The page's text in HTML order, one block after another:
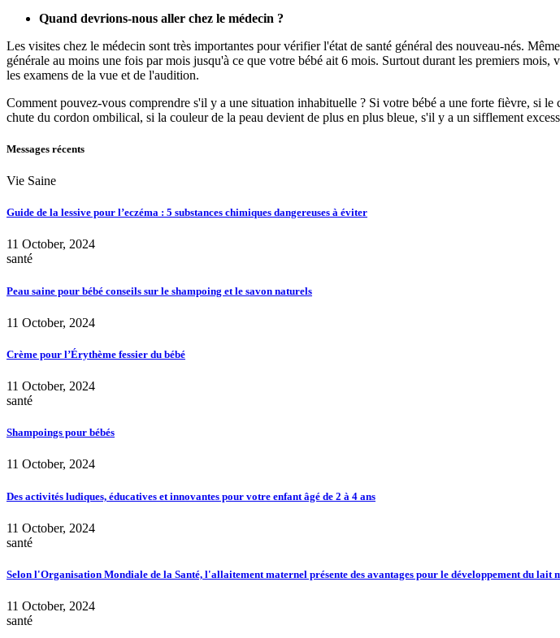
Quand devrions-nous aller chez le médecin ?
Les visites chez le médecin sont très importantes pour vérifier l'état de santé général des nouveau-nés.
générale au moins une fois par mois jusqu'à ce que votre bébé ait 6 mois. Surtout durant les premiers
les examens de la vue et de l'audition.
Comment pouvez-vous comprendre s'il y a une situation inhabituelle ? Si votre bébé a une forte fièvre, si
chute du cordon ombilical, si la couleur de la peau devient de plus en plus bleue, s'il y a un sifflement
Messages récents
Vie Saine
Guide de la lessive pour l’eczéma : 5 substances chimiques dangereuses à éviter
11 October, 2024
santé
Peau saine pour bébé conseils sur le shampoing et le savon naturels
11 October, 2024
Crème pour l’Érythème fessier du bébé
11 October, 2024
santé
Shampoings pour bébés
11 October, 2024
Des activités ludiques, éducatives et innovantes pour votre enfant âgé de 2 à 4 ans
11 October, 2024
santé
Selon l'Organisation Mondiale de la Santé, l'allaitement maternel présente des avantages pour le développement du lait
11 October, 2024
santé